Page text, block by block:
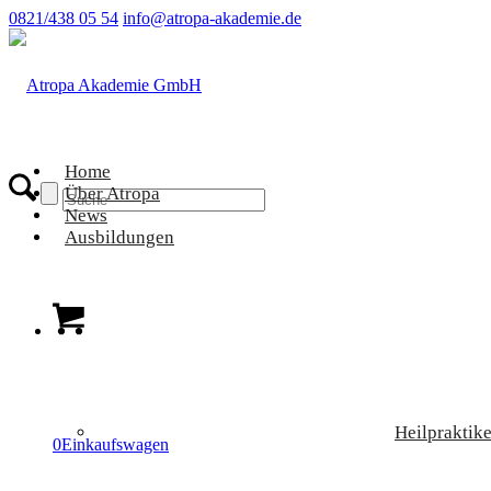
0821/438 05 54 info@atropa-akademie.de
0Einkaufswagen
Home
Über Atropa
News
Ausbildungen